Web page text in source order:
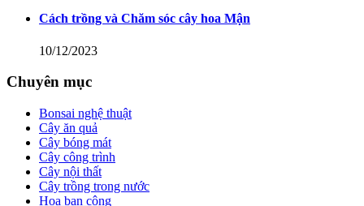
Cách trồng và Chăm sóc cây hoa Mận
10/12/2023
Chuyên mục
Bonsai nghệ thuật
Cây ăn quả
Cây bóng mát
Cây công trình
Cây nội thất
Cây trồng trong nước
Hoa ban công